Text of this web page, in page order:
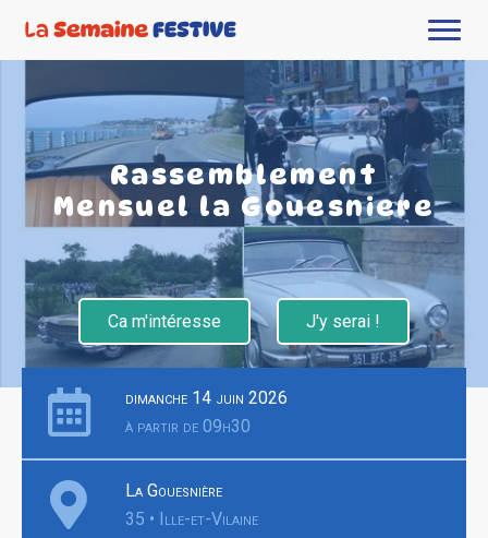
Rassemblement
Mensuel la Gouesniere
Ca m'intéresse J'y serai !
dimanche 14 juin 2026
à partir de 09h30
La Gouesnière
35 • Ille-et-Vilaine